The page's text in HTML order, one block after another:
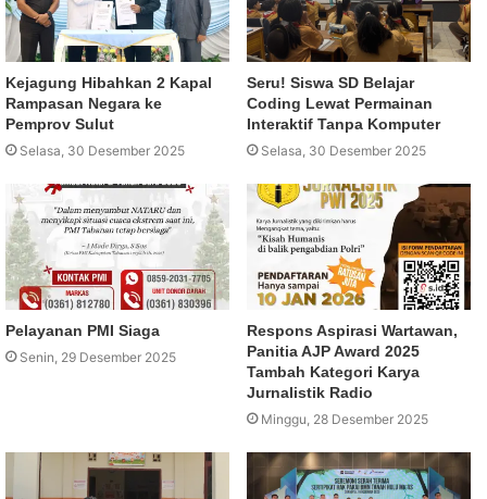
Kejagung Hibahkan 2 Kapal
Rampasan Negara ke
Pemprov Sulut
Selasa, 30 Desember 2025
Seru! Siswa SD Belajar
Coding Lewat Permainan
Interaktif Tanpa Komputer
Selasa, 30 Desember 2025
Pelayanan PMI Siaga
Senin, 29 Desember 2025
Respons Aspirasi Wartawan,
Panitia AJP Award 2025
Tambah Kategori Karya
Jurnalistik Radio
Minggu, 28 Desember 2025